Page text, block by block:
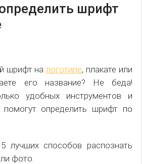
шрифт
шрифт налоготипе, плакате или
его название? Не беда!
удобных инструментов и
помогут определить шрифт по
лучших способов распознать
фото.